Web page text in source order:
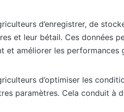
d’enregistrer, de
et leur bétail. Ces données
et améliorer les performances
d’optimiser les
paramètres. Cela conduit à